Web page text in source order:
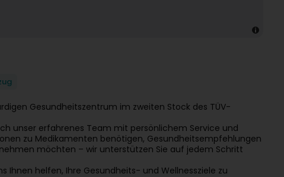
Gesundheitszentrum im zweiten Stock des TÜV-
unser erfahrenes Team mit persönlichem Service und
zu Medikamenten benötigen, Gesundheits­empfehlungen
möchten – wir unterstützen Sie auf jedem Schritt
Ihnen helfen, Ihre Gesundheits- und Wellnessziele zu